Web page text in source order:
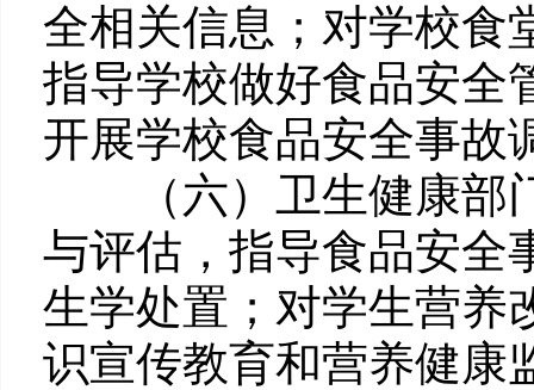
全相关信息；对学校食
指导学校做好食品安全
开展学校食品安全事故
（六）卫生健康部门
与评估，指导食品安全
生学处置；对学生营养
识宣传教育和营养健康